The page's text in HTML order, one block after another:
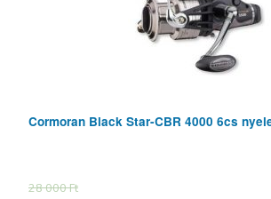
Cormoran Black Star-CBR 4000 6cs
28 000Ft